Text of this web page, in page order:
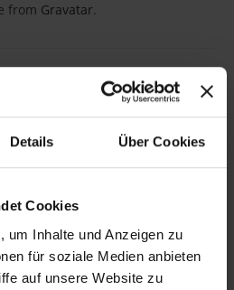
Details Über Cookies
Cookies
um Inhalte und Anzeigen zu
für soziale Medien anbieten
auf unsere Website zu
from Gravatar.